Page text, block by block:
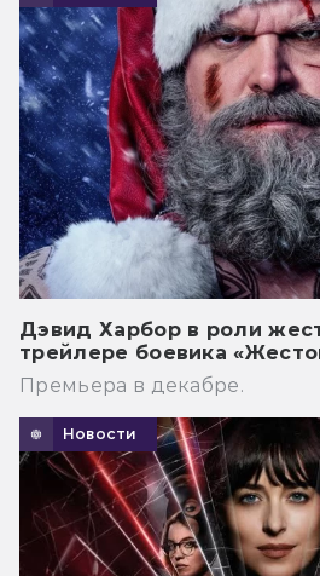
Дэвид Харбор в роли
трейлере боевика
Премьера в декабре.
Новости